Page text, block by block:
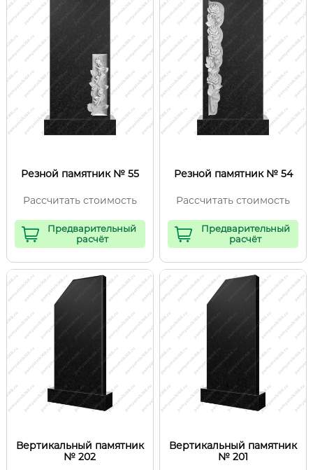
Резной памятник № 55
Рассчитать стоимость
Предварительный
расчёт
Резной памятник № 54
Рассчитать стоимость
Предварительный
расчёт
Вертикальный памятник
№ 202
Вертикальный памятник
№ 201